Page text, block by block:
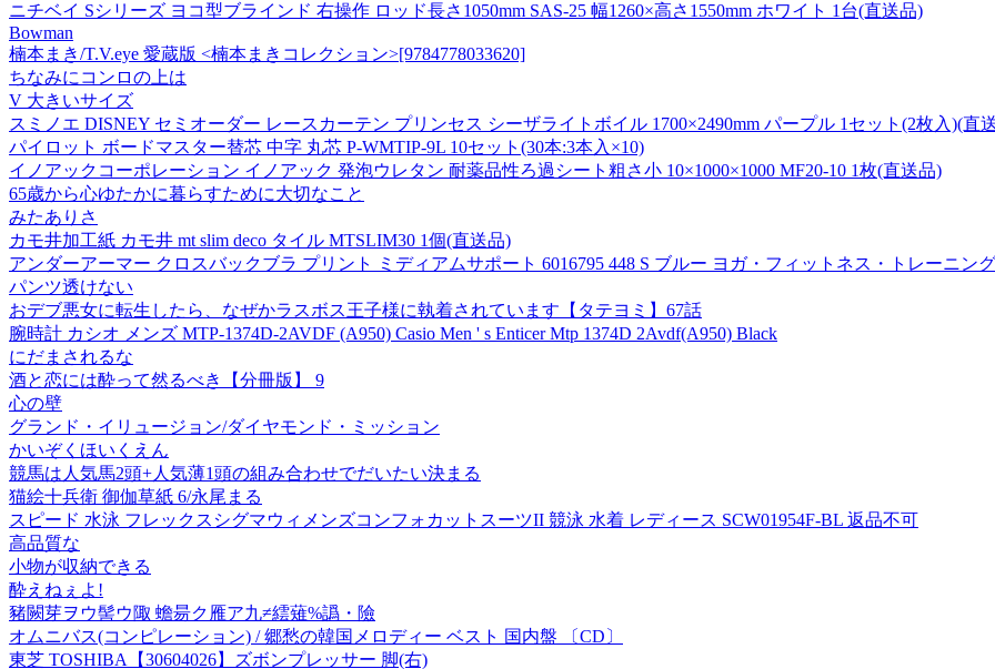
ニチベイ Sシリーズ ヨコ型ブラインド 右操作 ロッド長さ1050mm SAS-25 幅1260×高さ1550mm ホワイト 1台(直送品)
Bowman
楠本まき/T.V.eye 愛蔵版 <楠本まきコレクション>[9784778033620]
ちなみにコンロの上は
V 大きいサイズ
スミノエ DISNEY セミオーダー レースカーテン プリンセス シーザライトボイル 1700×2490mm パープル 1セット(2枚入)(直
パイロット ボードマスター替芯 中字 丸芯 P-WMTIP-9L 10セット(30本:3本入×10)
イノアックコーポレーション イノアック 発泡ウレタン 耐薬品性ろ過シート粗さ小 10×1000×1000 MF20-10 1枚(直送品)
65歳から心ゆたかに暮らすために大切なこと
みたありさ
カモ井加工紙 カモ井 mt slim deco タイル MTSLIM30 1個(直送品)
アンダーアーマー クロスバックブラ プリント ミディアムサポート 6016795 448 S ブルー ヨガ・フィットネス・トレーニング
パンツ透けない
おデブ悪女に転生したら、なぜかラスボス王子様に執着されています【タテヨミ】67話
腕時計 カシオ メンズ MTP-1374D-2AVDF (A950) Casio Men ' s Enticer Mtp 1374D 2Avdf(A950) Black
にだまされるな
酒と恋には酔って然るべき【分冊版】 9
心の壁
グランド・イリュージョン/ダイヤモンド・ミッション
かいぞくほいくえん
競馬は人気馬2頭+人気薄1頭の組み合わせでだいたい決まる
猫絵十兵衛 御伽草紙 6/永尾まる
スピード 水泳 フレックスシグマウィメンズコンフォカットスーツII 競泳 水着 レディース SCW01954F-BL 返品不可
高品質な
小物が収納できる
酔えねぇよ!
豬闕芽ヲウ髻ウ陬 蟾昜ク雁ア九≠繧薙%譌・險
オムニバス(コンピレーション) / 郷愁の韓国メロディー ベスト 国内盤 〔CD〕
東芝 TOSHIBA【30604026】ズボンプレッサー 脚(右)